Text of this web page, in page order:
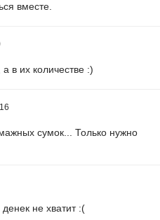
вместе.
в их количестве :)
сумок... Только нужно
не хватит :(